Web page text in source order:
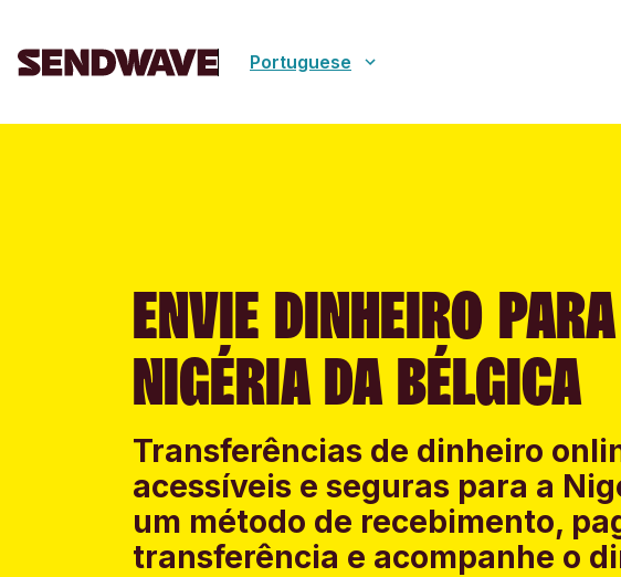
Portuguese
ENVIE DINHEIRO
NIGÉRIA DA BÉLGICA
Transferências de dinheiro
acessíveis e seguras para a
um método de recebimento,
transferência e acompanhe o